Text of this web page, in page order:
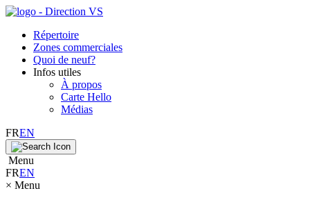
Répertoire
Zones commerciales
Quoi de neuf?
Infos utiles
À propos
Carte Hello
Médias
FREN
Menu
FREN
× Menu